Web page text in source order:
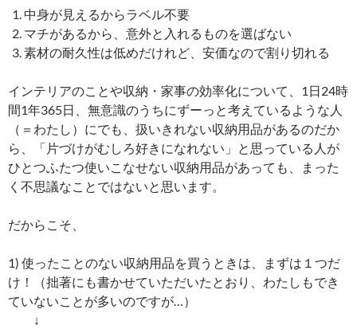
中身が見えるからラベル不要
マチがあるから、意外と入れるものを選ばない
素材の耐久性は低めだけれど、安価なので割り切れる
インテリアのことや収納・家事の効率化について、1日24時
間1年365日、無意識のうちにずーっと考えているような人
（＝わたし）にでも、扱いきれない収納用品があるのだか
ら、「片づけがむしろ好きになれない」と思っている人が
ひとつふたつ使いこなせない収納用品があっても、まった
く不思議なことではないと思います。
だからこそ、
1) 使ったことのない収納用品を買うときは、まずは１つだ
け！（拙著にも書かせていただいたとおり、わたしもでき
ていないことが多いのですが…）
↓